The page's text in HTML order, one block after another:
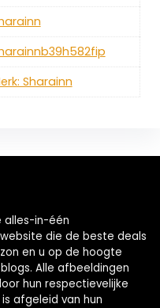
Sharainn
alles-in-één
die de beste deals
en u op de hoogte
Alle afbeeldingen
hun respectievelijke
afgeleid van hun